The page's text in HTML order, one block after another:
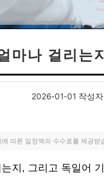
마나 걸리는
2026-01-01 작성
따른 일정액의 수수료를 제공받
지, 그리고 독일어